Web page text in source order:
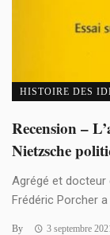
HISTOIRE DES
Recension –
Nietzsche
Agrégé et docteur
Frédéric Porcher a
By 3 septembre